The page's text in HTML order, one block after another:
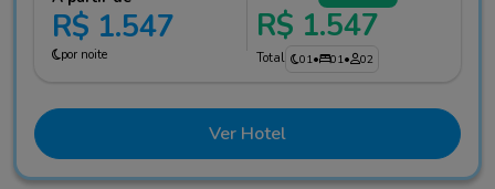
R$ 1.547
por noite
R$ 1.547
Total 01• 01• 02
Ver Hotel